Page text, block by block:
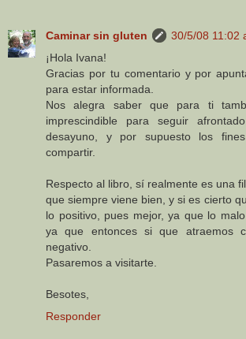
Caminar sin gluten
30/5/08 11:02
¡Hola Ivana!
Gracias por tu comentario y por
para estar informada.
Nos alegra saber que para ti
imprescindible para seguir
desayuno, y por supuesto los
compartir.
Respecto al libro, sí realmente es una
que siempre viene bien, y si es cierto
lo positivo, pues mejor, ya que lo
ya que entonces si que atraemos
negativo.
Pasaremos a visitarte.
Besotes,
Responder